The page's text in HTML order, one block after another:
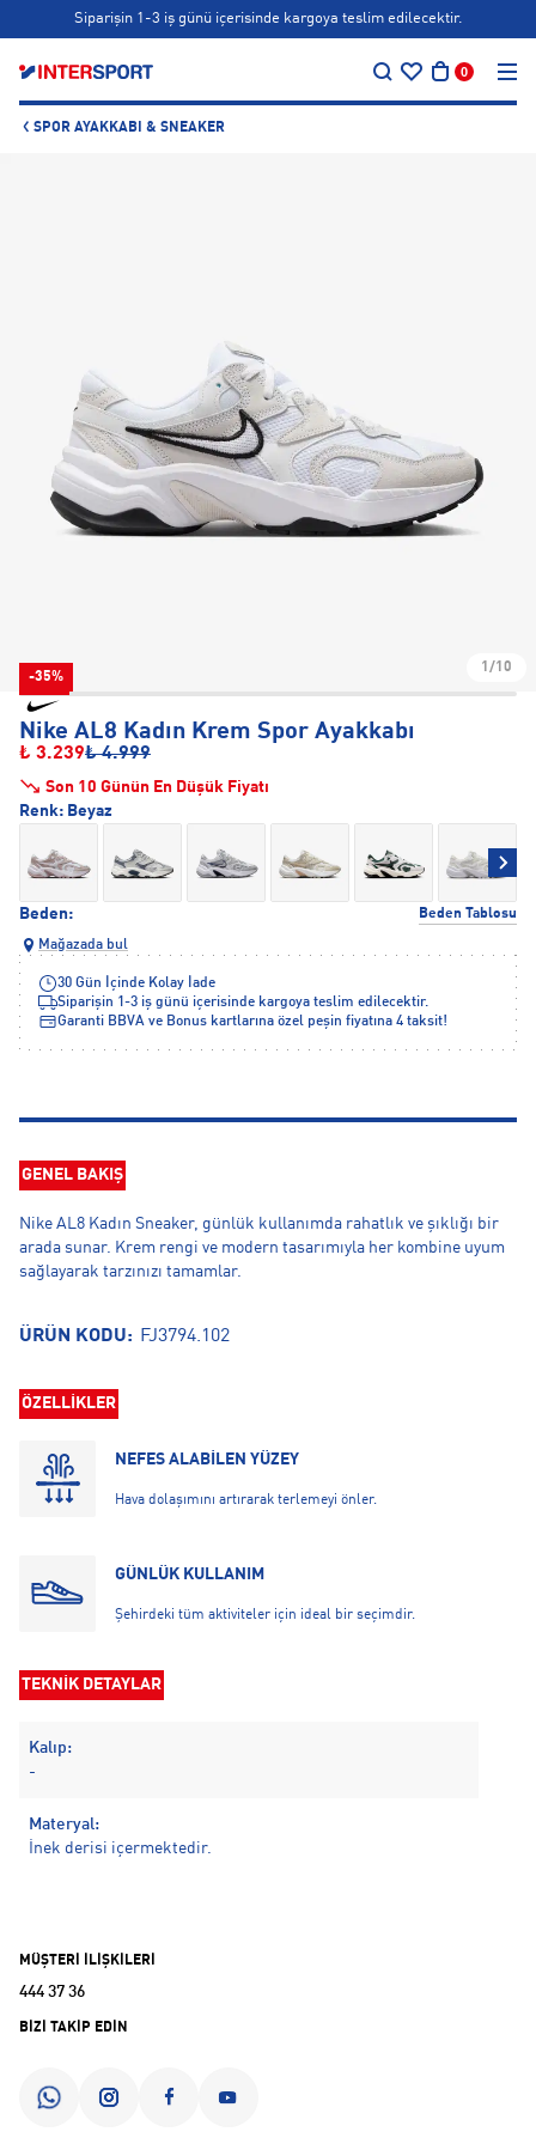
Siparişin 1-3 iş günü içerisinde kargoya teslim edilecektir.
Bonus kartlara özel vade farksız taksit seçenekleri!
0
SPOR AYAKKABI & SNEAKER
-35%
1/10
Nike AL8 Kadın Krem Spor Ayakkabı
₺ 3.239₺ 4.999
Son 10 Günün En Düşük Fiyatı
Beden: Beden Tablosu
Renk: Beyaz
Mağazada bul
30 Gün İçinde Kolay İade
Siparişin 1-3 iş günü içerisinde kargoya teslim edilecektir.
Garanti BBVA ve Bonus kartlarına özel peşin fiyatına 4 taksit!
GENEL BAKIŞ
Nike AL8 Kadın Sneaker, günlük kullanımda rahatlık ve şıklığı bir
arada sunar. Krem rengi ve modern tasarımıyla her kombine uyum
sağlayarak tarzınızı tamamlar.
ÜRÜN KODU: FJ3794.102
ÖZELLİKLER
NEFES ALABİLEN YÜZEY
Hava dolaşımını artırarak terlemeyi önler.
GÜNLÜK KULLANIM
Şehirdeki tüm aktiviteler için ideal bir seçimdir.
TEKNİK DETAYLAR
Kalıp:
-
Materyal:
İnek derisi içermektedir.
MÜŞTERİ İLİŞKİLERİ
444 37 36
BİZİ TAKİP EDİN